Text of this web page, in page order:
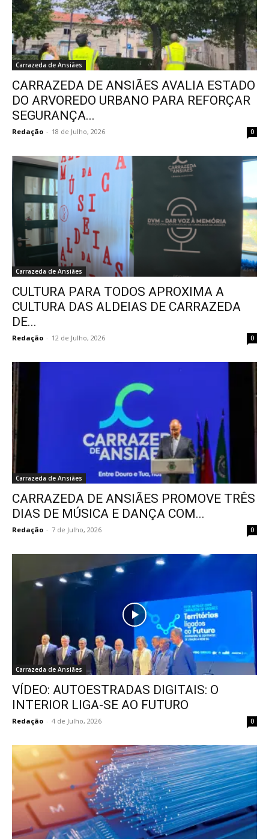
Carrazeda de Ansiães
CARRAZEDA DE ANSIÃES AVALIA ESTADO
DO ARVOREDO URBANO PARA REFORÇAR
SEGURANÇA...
Redação - 18 de Julho, 2026 0
Carrazeda de Ansiães
CULTURA PARA TODOS APROXIMA A
CULTURA DAS ALDEIAS DE CARRAZEDA
DE...
Redação - 12 de Julho, 2026 0
Carrazeda de Ansiães
CARRAZEDA DE ANSIÃES PROMOVE TRÊS
DIAS DE MÚSICA E DANÇA COM...
Redação - 7 de Julho, 2026 0
Carrazeda de Ansiães
VÍDEO: AUTOESTRADAS DIGITAIS: O
INTERIOR LIGA-SE AO FUTURO
Redação - 4 de Julho, 2026 0